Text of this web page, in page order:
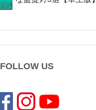
FOLLOW US